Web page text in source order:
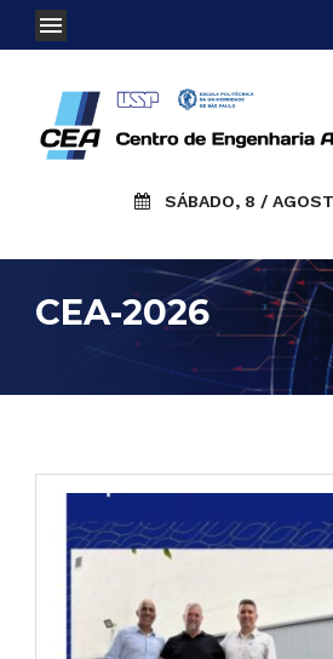
SÁBADO, 8 /
CEA-2026